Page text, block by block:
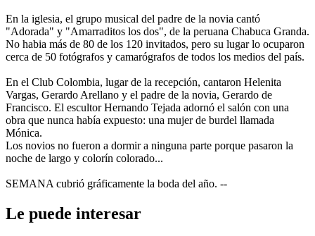
En la iglesia, el grupo musical del padre de la novia cantó
"Adorada" y "Amarraditos los dos", de la peruana Chabuca Granda.
No habia más de 80 de los 120 invitados, pero su lugar lo ocuparon
cerca de 50 fotógrafos y camarógrafos de todos los medios del país.
En el Club Colombia, lugar de la recepción, cantaron Helenita
Vargas, Gerardo Arellano y el padre de la novia, Gerardo de
Francisco. El escultor Hernando Tejada adornó el salón con una
obra que nunca había expuesto: una mujer de burdel llamada
Mónica.
Los novios no fueron a dormir a ninguna parte porque pasaron la
noche de largo y colorín colorado...
SEMANA cubrió gráficamente la boda del año. --
Le puede interesar